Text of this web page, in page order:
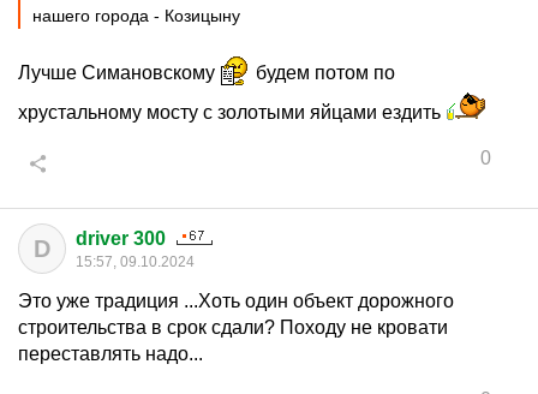
нашего города - Козицыну
Лучше Симановскому
будем потом по
хрустальному мосту с золотыми яйцами ездить
0
D driver 300
15:57, 09.10.2024
Это уже традиция ...Хоть один объект дорожного
строительства в срок сдали? Походу не кровати
переставлять надо...